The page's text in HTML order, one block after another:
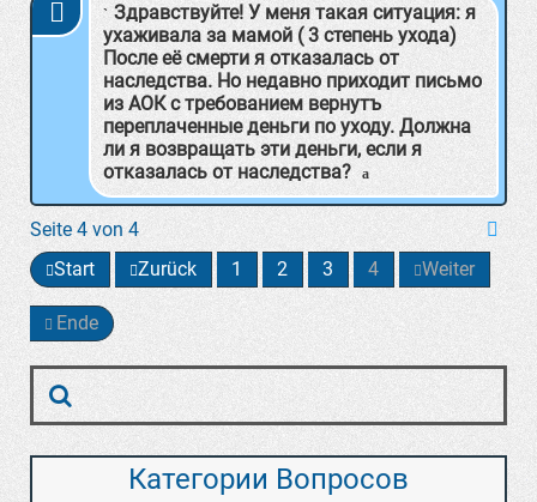
Здравствуйте! У меня такая ситуация: я
ухаживала за мамой ( 3 степень ухода)
После её смерти я отказалась от
наследства. Но недавно приходит письмо
из АОК с требованием вернутъ
переплаченные деньги по уходу. Должна
ли я возвращать эти деньги, если я
отказалась от наследства?
Seite 4 von 4
Start
Zurück 1 2 3 4 Weiter
Ende
Категории Вопросов